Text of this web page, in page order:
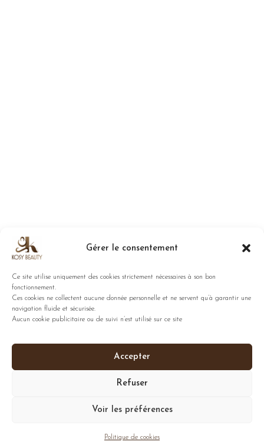
Gérer le consentement
Ce site utilise uniquement des cookies strictement nécessaires à son bon
fonctionnement.
Ces cookies ne collectent aucune donnée personnelle et ne servent qu’à garantir une
navigation fluide et sécurisée.
Aucun cookie publicitaire ou de suivi n’est utilisé sur ce site
Accepter
Refuser
Voir les préférences
Politique de cookies